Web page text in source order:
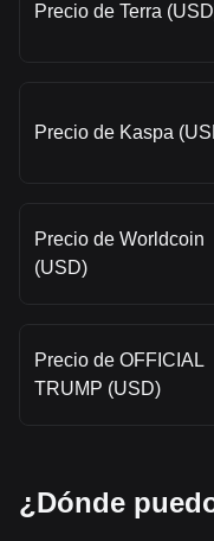
Precio de Terra
Precio de Kaspa
Precio de Worldcoin
(USD)
Precio de OFFICIAL
TRUMP (USD)
¿Dónde